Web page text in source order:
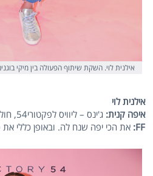
אילנית לוי. השקת שיתוף הפעולה בין מיקי בוגנים ופקטורי 54
אילנית לוי
איפה קנית:ג'ינס – ליוויס לפקטורי54, חולצה – גולברי
FF: את הכי יפה שנח לה. ובאופן כללי